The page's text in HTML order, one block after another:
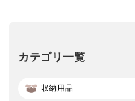
カテゴリ一覧
収納用品